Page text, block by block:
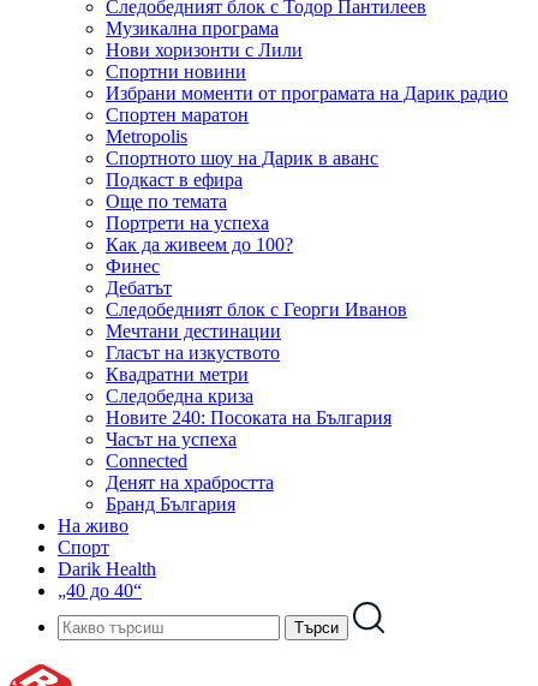
Следобедният блок с Тодор Пантилеев
Музикална програма
Нови хоризонти с Лили
Спортни новини
Избрани моменти от програмата на Дарик радио
Спортен маратон
Metropolis
Спортното шоу на Дарик в аванс
Подкаст в ефира
Още по темата
Портрети на успеха
Как да живеем до 100?
Финес
Дебатът
Следобедният блок с Георги Иванов
Мечтани дестинации
Гласът на изкуството
Квадратни метри
Следобедна криза
Новите 240: Посоката на България
Часът на успеха
Connected
Денят на храбростта
Бранд България
На живо
Спорт
Darik Health
„40 до 40“